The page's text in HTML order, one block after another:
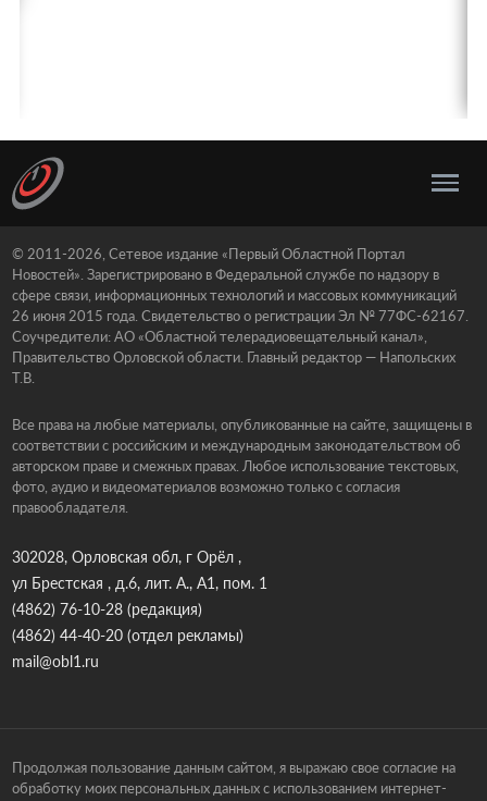
© 2011-2026, Сетевое издание «Первый Областной Портал
Новостей». Зарегистрировано в Федеральной службе по надзору в
сфере связи, информационных технологий и массовых коммуникаций
26 июня 2015 года. Свидетельство о регистрации Эл № 77ФС-62167.
Соучредители: АО «Областной телерадиовещательный канал»,
Правительство Орловской области. Главный редактор — Напольских
Т.В.
Все права на любые материалы, опубликованные на сайте, защищены в
соответствии с российским и международным законодательством об
авторском праве и смежных правах. Любое использование текстовых,
фото, аудио и видеоматериалов возможно только с согласия
правообладателя.
302028, Орловская обл, г Орёл ,
ул Брестская , д.6, лит. А., А1, пом. 1
(4862) 76-10-28(редакция)
(4862) 44-40-20(отдел рекламы)
mail@obl1.ru
Продолжая пользование данным сайтом, я выражаю свое согласие на
обработку моих персональных данных с использованием интернет-